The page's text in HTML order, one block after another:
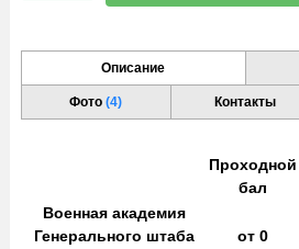
Описание
Фото(4) Контакты
Проходной
бал
Военная академия
Генерального штаба
от0